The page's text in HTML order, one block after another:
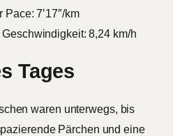
7’17″/km
8,24 km/h
Tages
waren unterwegs, bis
Pärchen und eine